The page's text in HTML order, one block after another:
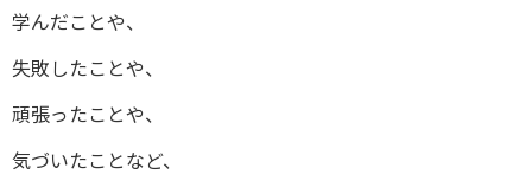
学んだことや、
失敗したことや、
頑張ったことや、
気づいたことなど、